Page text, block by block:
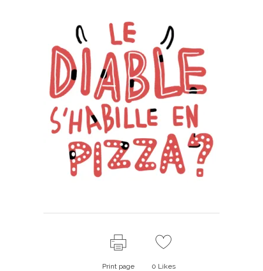
Print page 0 Likes